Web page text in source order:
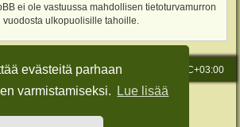
evästeitä parhaan
varmistamiseksi.
Lue lisää
ei ole vastuussa mahdollisen tietoturvamurron
ulkopuolisille tahoille.
Kaikki ajat ovat UTC+03:00
Viesti Ylläpidolle
phpBB® Forum Software © phpBB Limited